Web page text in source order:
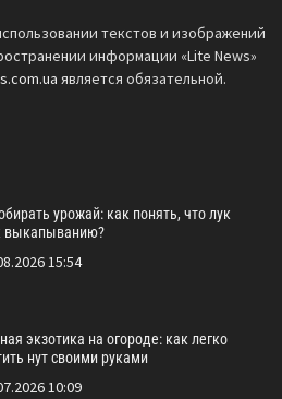
текстов и изображений
информации «Lite News»
является обязательной.
урожай: как понять, что лук
выкапыванию?
15:54
экзотика на огороде: как легко
нут своими руками
10:09